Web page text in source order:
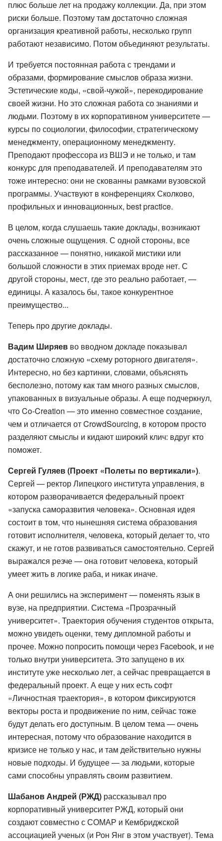
плюс больше лет на продажу коллекции. Да, при этом
риски больше. Поэтому там достаточно сложная
организация креативной работы, несколько групп
работают независимо. Потом объединяют результаты.
И требуется постоянная работа с трендами и
образами, формирование смыслов образа жизни.
Эстетические коды, «свой-чужой», перекодирование
своей жизни. Но это сложная работа со знаниями и
людьми. Поэтому в их корпоративном университете —
курсы по социологии, философии, стратегическому
менеджменту, операционному менеджменту.
Преподают профессора из ВШЭ и не только, и там
конкурс для преподавателей. И преподавателям это
тоже интересно: они не скованны рамками вузовской
программы. Участвуют в конференциях Сколково,
профильных и инновационных, best practice.
В целом, когда слушаешь такие доклады, возникают
очень сложные ощущения. С одной стороны, все
рассказанное — понятно, никакой мистики или
большой сложности в этих приемах вроде нет. С
другой стороны, мест, где это реально работает, —
единицы. А казалось бы, такое конкурентное
преимущество...
Теперь про другие доклады.
Вадим Ширяев во вводном докладе показывал
достаточно сложную «схему роторного двигателя».
Интересно, но без картинки, словами, объяснять
бесполезно, потому как там много разных смыслов,
упакованных в визуальные образы. А еще подчеркнул,
что Co-Creation — это именно совместное создание,
чем и отличается от CrowdSourcing, в котором просто
разделяют смыслы и кидают широкий клич: вдруг кто
поможет.
Сергей Гуляев (Проект «Полеты по вертикали»).
Сергей — ректор Липецкого института управления, в
котором разворачивается федеральный проект
«запуска саморазвития человека». Основная идея
состоит в том, что нынешняя система образования
готовит исполнителя, человека, который делает то, что
скажут, и не готов развиваться самостоятельно. Сергей
выражался резче — она готовит человека, который
умеет жить в логике раба, и никак иначе.
А они решились на эксперимент — поменять язык в
вузе, на предприятии. Система «Прозрачный
университет». Траектория обучения студентов открыта,
можно увидеть оценки, тему дипломной работы и
прочее. Можно попросить помощи через Facebook, и не
только внутри университета. Это запущено в их
институте уже несколько лет, а сейчас превращается в
федеральный проект. А еще у них есть софт
«Личностная траектория», в котором фиксируются
векторы роста и продвижение по ним, сейчас тоже
будут делать его доступным. В целом тема — очень
интересная, потому что образование находится в
кризисе не только у нас, и там действительно нужны
новые подходы. И будущее — за людьми, которые
сами способны управлять своим развитием.
Шабанов Андрей (РЖД) рассказывал про
корпоративный университет РЖД, который они
создают совместно с СОМАР и Кембриджской
ассоциацией ученых (и Рон Янг в этом участвует). Тема